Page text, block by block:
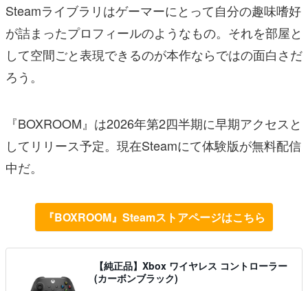
Steamライブラリはゲーマーにとって自分の趣味嗜好
が詰まったプロフィールのようなもの。それを部屋と
して空間ごと表現できるのが本作ならではの面白さだ
ろう。
『BOXROOM』は2026年第2四半期に早期アクセスと
してリリース予定。現在Steamにて体験版が無料配信
中だ。
『BOXROOM』Steamストアページはこちら
【純正品】Xbox ワイヤレス コントローラー
(カーボンブラック)